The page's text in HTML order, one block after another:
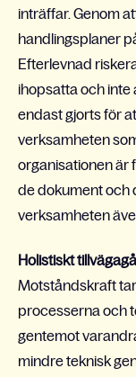
inträffar. Genom
handlingsplaner
Efterlevnad
ihopsatta och
endast gjorts för
verksamheten
organisationen är
de dokument och
verksamheten
Holistiskt
Motståndskraft
processerna och
gentemot
mindre teknisk